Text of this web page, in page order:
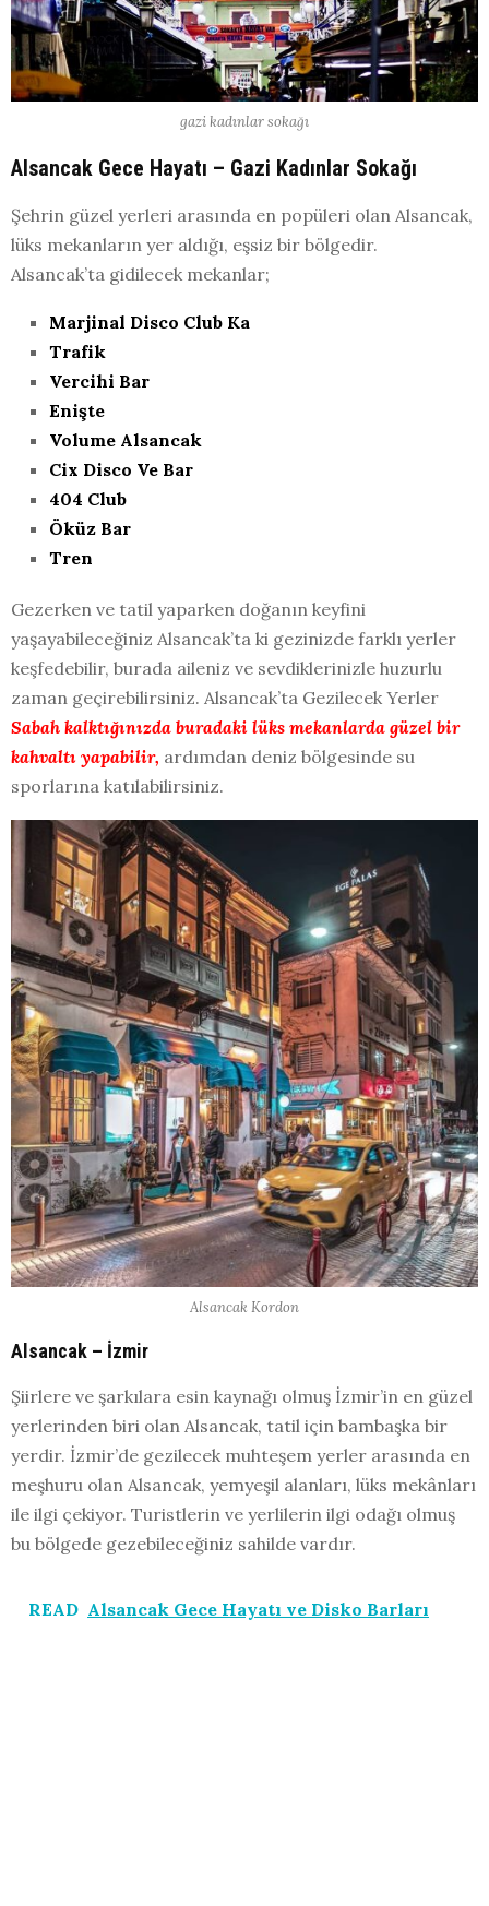
gazi kadınlar sokağı
Alsancak Gece Hayatı – Gazi Kadınlar Sokağı
Şehrin güzel yerleri arasında en popüleri olan Alsancak,
lüks mekanların yer aldığı, eşsiz bir bölgedir.
Alsancak’ta gidilecek mekanlar;
Marjinal Disco Club Ka
Trafik
Vercihi Bar
Enişte
Volume Alsancak
Cix Disco Ve Bar
404 Club
Öküz Bar
Tren
Gezerken ve tatil yaparken doğanın keyfini
yaşayabileceğiniz Alsancak’ta ki gezinizde farklı yerler
keşfedebilir, burada aileniz ve sevdiklerinizle huzurlu
zaman geçirebilirsiniz. Alsancak’ta Gezilecek Yerler
Sabah kalktığınızda buradaki lüks mekanlarda güzel bir
kahvaltı yapabilir, ardımdan deniz bölgesinde su
sporlarına katılabilirsiniz.
Alsancak Kordon
Alsancak – İzmir
Şiirlere ve şarkılara esin kaynağı olmuş İzmir’in en güzel
yerlerinden biri olan Alsancak, tatil için bambaşka bir
yerdir. İzmir’de gezilecek muhteşem yerler arasında en
meşhuru olan Alsancak, yemyeşil alanları, lüks mekânları
ile ilgi çekiyor. Turistlerin ve yerlilerin ilgi odağı olmuş
bu bölgede gezebileceğiniz sahilde vardır.
READ Alsancak Gece Hayatı ve Disko Barları